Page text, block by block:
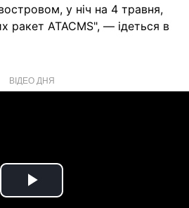
у ніч на 4 травня,
ракет ATACMS", — ідеться в
ВІДЕО ДНЯ
Play